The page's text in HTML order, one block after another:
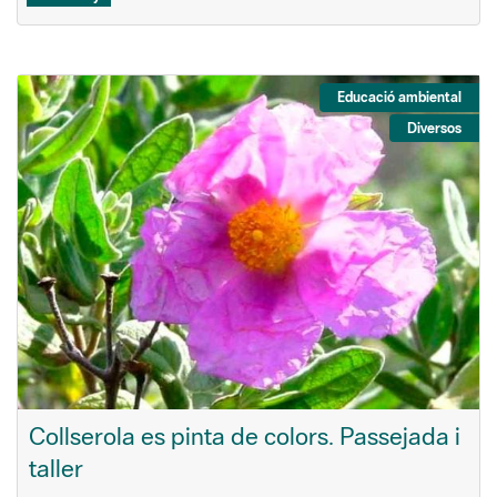
Educació ambiental
Diversos
Collserola es pinta de colors. Passejada i
taller